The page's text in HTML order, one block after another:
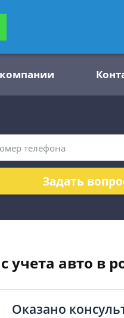
Задать
учета авто в
Оказано